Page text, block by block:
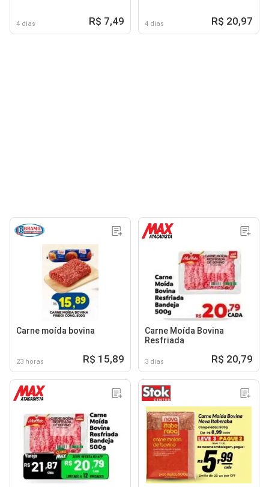
4 dias R$ 7,49 4 dias R$ 20,97
Carne moída bovina
23 horas R$ 15,89
Carne Moída Bovina
Resfriada
3 dias R$ 20,79